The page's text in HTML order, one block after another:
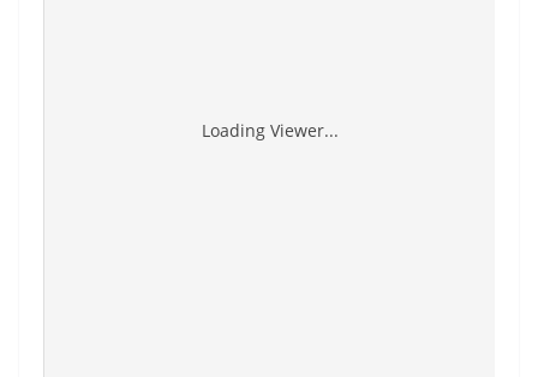
Loading Viewer...